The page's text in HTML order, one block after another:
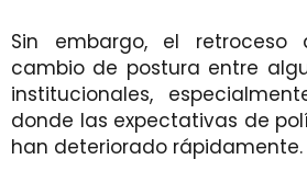
Sin embargo, el retroceso
cambio de postura entre
institucionales,
donde las expectativas de
han deteriorado rápidamente.